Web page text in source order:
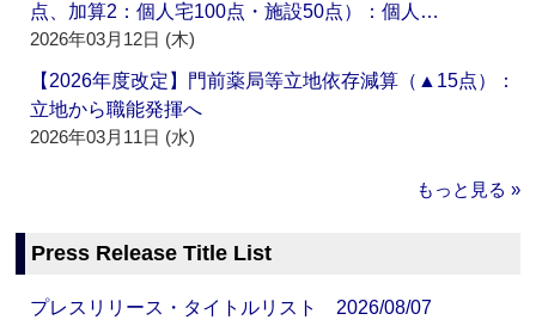
点、加算2：個人宅100点・施設50点）：個人…
2026年03月12日 (木)
【2026年度改定】門前薬局等立地依存減算（▲15点）：
立地から職能発揮へ
2026年03月11日 (水)
もっと見る »
Press Release Title List
プレスリリース・タイトルリスト 2026/08/07